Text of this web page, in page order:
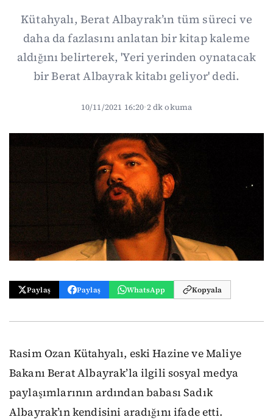
Kütahyalı, Berat Albayrak’ın tüm süreci ve
daha da fazlasını anlatan bir kitap kaleme
aldığını belirterek, 'Yeri yerinden oynatacak
bir Berat Albayrak kitabı geliyor' dedi.
10/11/2021 16:20·2 dk okuma
Paylaş Paylaş WhatsApp Kopyala
Rasim Ozan Kütahyalı, eski Hazine ve Maliye
Bakanı Berat Albayrak’la ilgili sosyal medya
paylaşımlarının ardından babası Sadık
Albayrak’ın kendisini aradığını ifade etti.